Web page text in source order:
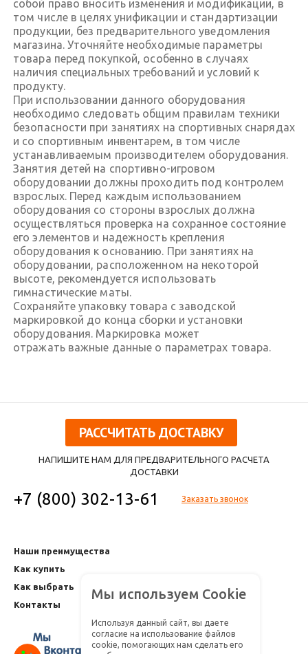
собой право вносить изменения и модификации, в
том числе в целях унификации и стандартизации
продукции, без предварительного уведомления
магазина. Уточняйте необходимые параметры
товара перед покупкой, особенно в случаях
наличия специальных требований и условий к
продукту.
При использовании данного оборудования
необходимо следовать общим правилам техники
безопасности при занятиях на спортивных снарядах
и со спортивным инвентарем, в том числе
устанавливаемым производителем оборудования.
Занятия детей на спортивно-игровом
оборудовании должны проходить под контролем
взрослых. Перед каждым использованием
оборудования со стороны взрослых должна
осуществляться проверка на сохранное состояние
его элементов и надежность крепления
оборудования к основанию. При занятиях на
оборудовании, расположенном на некоторой
высоте, рекомендуется использовать
гимнастические маты.
Сохраняйте упаковку товара с заводской
маркировкой до конца сборки и установки
оборудования. Маркировка может
отражать важные данные о параметрах товара.
РАССЧИТАТЬ ДОСТАВКУ
НАПИШИТЕ НАМ ДЛЯ ПРЕДВАРИТЕЛЬНОГО РАСЧЕТА
ДОСТАВКИ
+7 (800) 302-13-61 Заказать звонок
Наши преимущества
Как купить
Как выбрать
Контакты
Мы используем Cookie
Используя данный сайт, вы даете
согласие на использование файлов
cookie, помогающих нам сделать его